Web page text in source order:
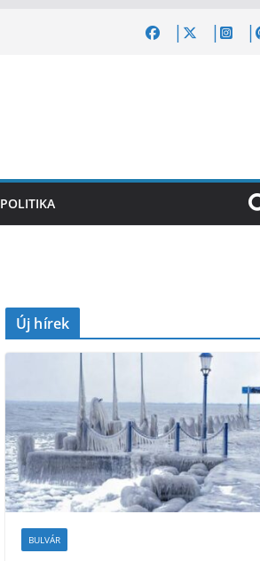
POLITIKA
Új hírek
BULVÁR